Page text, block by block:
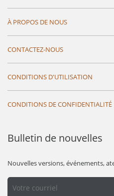
À PROPOS DE NOUS
CONTACTEZ-NOUS
CONDITIONS D'UTILISATION
CONDITIONS DE CONFIDENTIALITÉ
Bulletin de nouvelles
Nouvelles versions, événements,